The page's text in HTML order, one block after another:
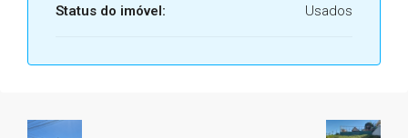
Status do imóvel: Usados